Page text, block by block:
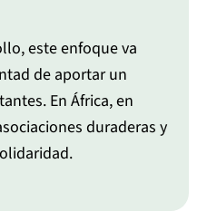
este enfoque va
de aportar un
En África, en
duraderas y